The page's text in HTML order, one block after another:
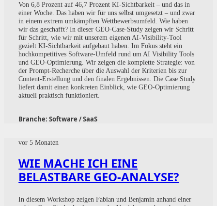
Von 6,8 Prozent auf 46,7 Prozent KI-Sichtbarkeit – und das in
einer Woche. Das haben wir für uns selbst umgesetzt – und zwar
in einem extrem umkämpften Wettbewerbsumfeld. Wie haben
wir das geschafft? In dieser GEO-Case-Study zeigen wir Schritt
für Schritt, wie wir mit unserem eigenen AI-Visibility-Tool
gezielt KI-Sichtbarkeit aufgebaut haben. Im Fokus steht ein
hochkompetitives Software-Umfeld rund um AI Visibility Tools
und GEO-Optimierung. Wir zeigen die komplette Strategie: von
der Prompt-Recherche über die Auswahl der Kriterien bis zur
Content-Erstellung und den finalen Ergebnissen. Die Case Study
liefert damit einen konkreten Einblick, wie GEO-Optimierung
aktuell praktisch funktioniert.
Branche:Software / SaaS
vor 5 Monaten
WIE MACHE ICH EINE
BELASTBARE GEO-ANALYSE?
In diesem Workshop zeigen Fabian und Benjamin anhand einer